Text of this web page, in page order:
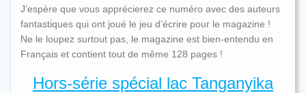
J’espère que vous apprécierez ce numéro avec des auteurs
fantastiques qui ont joué le jeu d’écrire pour le magazine !
Ne le loupez surtout pas, le magazine est bien-entendu en
Français et contient tout de même 128 pages !
Hors-série spécial lac Tanganyika